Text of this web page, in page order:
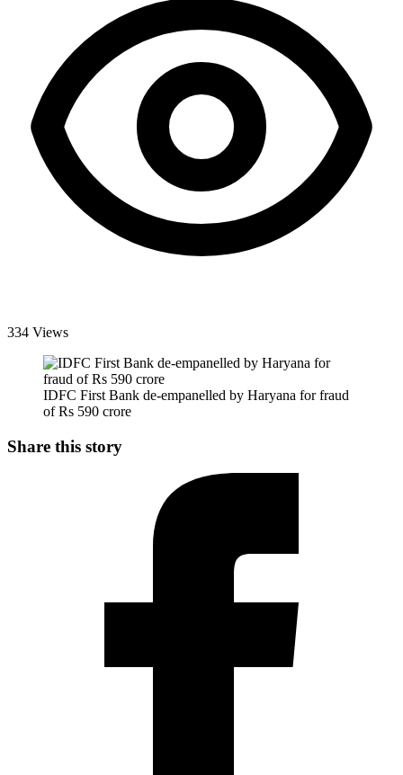
334 Views
IDFC First Bank de-empanelled by Haryana for fraud
of Rs 590 crore
Share this story